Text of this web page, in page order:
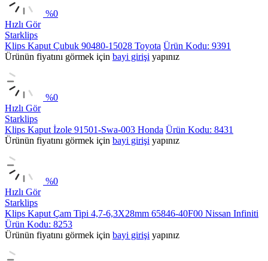
%0
Hızlı Gör
Starklips
Klips Kaput Çubuk 90480-15028 Toyota Ürün Kodu: 9391
Ürünün fiyatını görmek için bayi girişi yapınız
%0
Hızlı Gör
Starklips
Klips Kaput İzole 91501-Swa-003 Honda Ürün Kodu: 8431
Ürünün fiyatını görmek için bayi girişi yapınız
%0
Hızlı Gör
Starklips
Klips Kaput Çam Tipi 4,7-6,3X28mm 65846-40F00 Nissan Infiniti
Ürün Kodu: 8253
Ürünün fiyatını görmek için bayi girişi yapınız